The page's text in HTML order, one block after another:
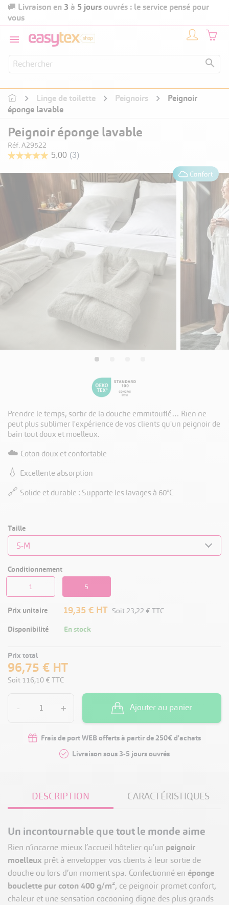
🚚 Livraison en 3 à 5 jours ouvrés : le service pensé pour
vous


Linge de toilette Peignoirs
Peignoir
éponge lavable
Peignoir éponge lavable
Réf. A29522
Prendre le temps, sortir de la douche emmitouflé… Rien ne
peut plus sublimer l'expérience de vos clients qu'un peignoir de
bain tout doux et moelleux.
☁️ Coton doux et confortable
💧 Excellente absorption
🔗 Solide et durable : Supporte les lavages à 60°C
Taille
Conditionnement
1
5
Prix unitaire 19,35 € HT Soit23,22 € TTC
Disponibilité
En stock
Prix total
96,75 € HT
Soit 116,10 € TTC
- + Ajouter au panier
Frais de port WEB offerts à partir de 250€ d'achats
Livraison sous 3-5 jours ouvrés
DESCRIPTION CARACTÉRISTIQUES
Un incontournable que tout le monde aime
Rien n’incarne mieux l’accueil hôtelier qu’un peignoir
moelleux prêt à envelopper vos clients à leur sortie de
douche ou lors d’un moment spa. Confectionné en éponge
bouclette pur coton 400 g/m², ce peignoir promet confort,
chaleur et une sensation cocooning digne des plus grands